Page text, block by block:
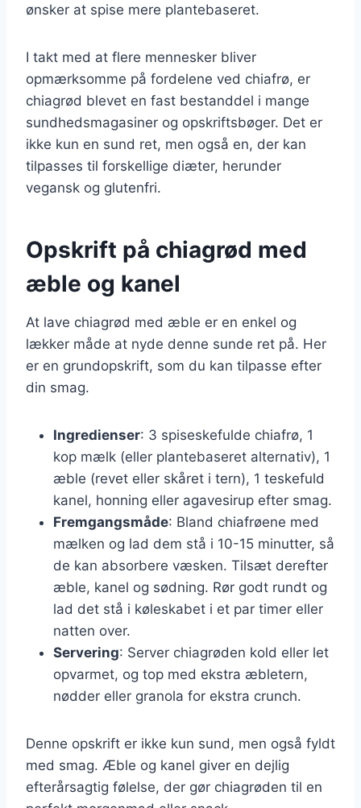
ønsker at spise mere plantebaseret.
I takt med at flere mennesker bliver
opmærksomme på fordelene ved chiafrø, er
chiagrød blevet en fast bestanddel i mange
sundhedsmagasiner og opskriftsbøger. Det er
ikke kun en sund ret, men også en, der kan
tilpasses til forskellige diæter, herunder
vegansk og glutenfri.
Opskrift på chiagrød med
æble og kanel
At lave chiagrød med æble er en enkel og
lækker måde at nyde denne sunde ret på. Her
er en grundopskrift, som du kan tilpasse efter
din smag.
Ingredienser: 3 spiseskefulde chiafrø, 1
kop mælk (eller plantebaseret alternativ), 1
æble (revet eller skåret i tern), 1 teskefuld
kanel, honning eller agavesirup efter smag.
Fremgangsmåde: Bland chiafrøene med
mælken og lad dem stå i 10-15 minutter, så
de kan absorbere væsken. Tilsæt derefter
æble, kanel og sødning. Rør godt rundt og
lad det stå i køleskabet i et par timer eller
natten over.
Servering: Server chiagrøden kold eller let
opvarmet, og top med ekstra æbletern,
nødder eller granola for ekstra crunch.
Denne opskrift er ikke kun sund, men også fyldt
med smag. Æble og kanel giver en dejlig
efterårsagtig følelse, der gør chiagrøden til en